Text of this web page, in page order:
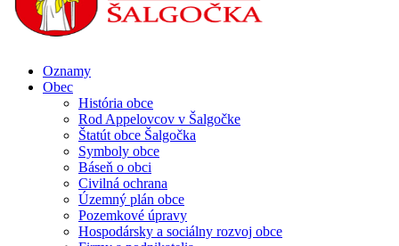
Oznamy
Obec
História obce
Rod Appelovcov v Šalgočke
Štatút obce Šalgočka
Symboly obce
Báseň o obci
Civilná ochrana
Územný plán obce
Pozemkové úpravy
Hospodársky a sociálny rozvoj obce